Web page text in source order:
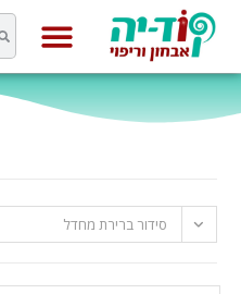
סידור ברירת מחדל